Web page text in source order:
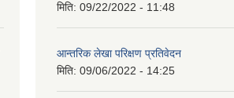
मिति: 09/22/2022 - 11:48
आन्तरिक लेखा परिक्षण प्रतिवेदन
मिति: 09/06/2022 - 14:25